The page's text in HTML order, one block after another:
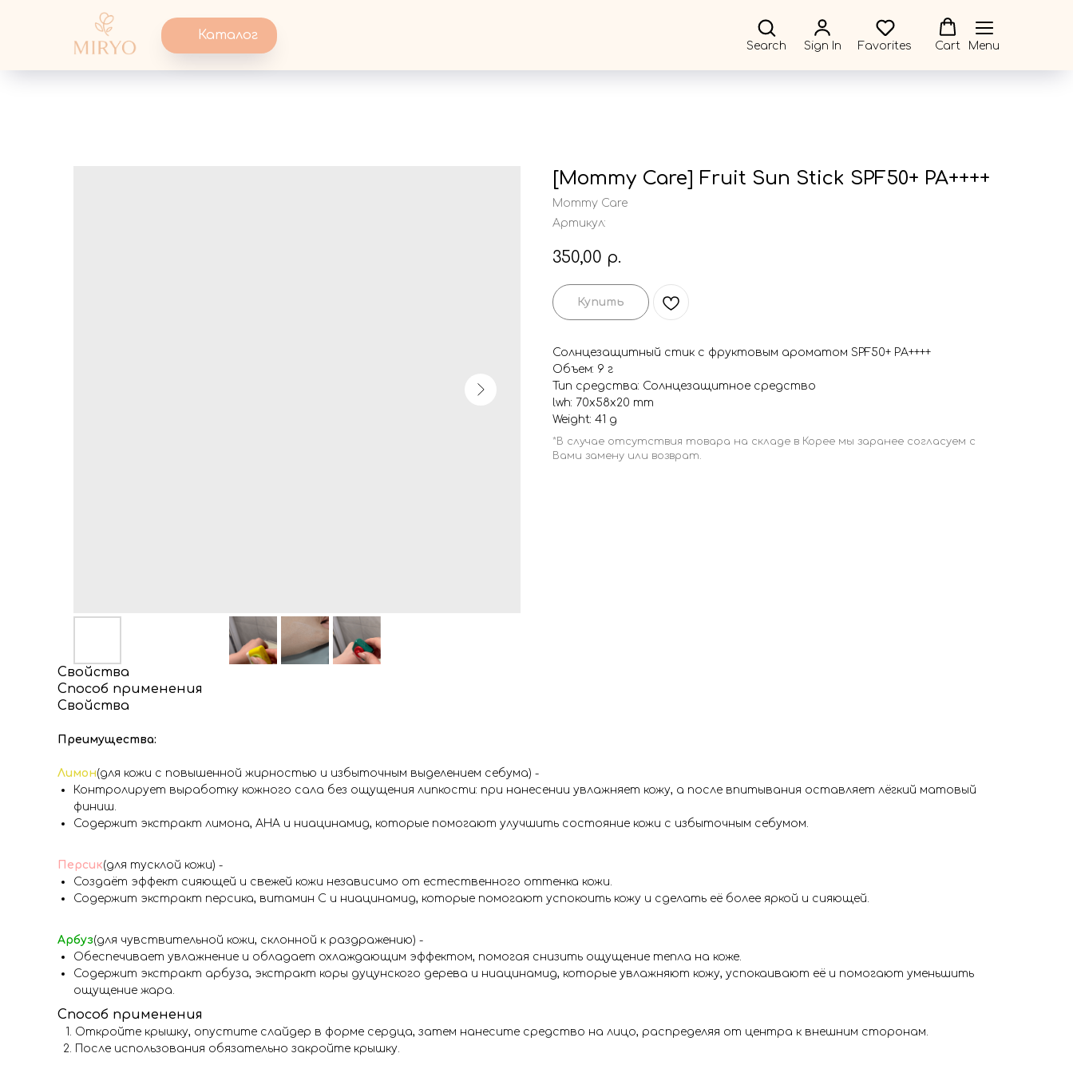
Каталог
Search Sign In Favorites Cart Menu
[Mommy Care] Fruit Sun Stick SPF50+ PA++++
Mommy Care
Артикул:
350,00 р.
Купить
Солнцезащитный стик с фруктовым ароматом SPF50+ PA++++
Объем: 9 г
Тип средства: Солнцезащитное средство
lwh: 70x58x20 mm
Weight: 41 g
Свойства
Способ применения
Свойства
Преимущества:
Лимон(для кожи с повышенной жирностью и избыточным выделением себума) -
Контролирует выработку кожного сала без ощущения липкости: при нанесении увлажняет кожу, а после впитывания оставляет лёгкий матовый
финиш.
Содержит экстракт лимона, AHA и ниацинамид, которые помогают улучшить состояние кожи с избыточным себумом.
Персик(для тусклой кожи) -
Создаёт эффект сияющей и свежей кожи независимо от естественного оттенка кожи.
Содержит экстракт персика, витамин C и ниацинамид, которые помогают успокоить кожу и сделать её более яркой и сияющей.
Арбуз(для чувствительной кожи, склонной к раздражению) -
Обеспечивает увлажнение и обладает охлаждающим эффектом, помогая снизить ощущение тепла на коже.
Содержит экстракт арбуза, экстракт коры дуцунского дерева и ниацинамид, которые увлажняют кожу, успокаивают её и помогают уменьшить
ощущение жара.
Способ применения
Откройте крышку, опустите слайдер в форме сердца, затем нанесите средство на лицо, распределяя от центра к внешним сторонам.
После использования обязательно закройте крышку.